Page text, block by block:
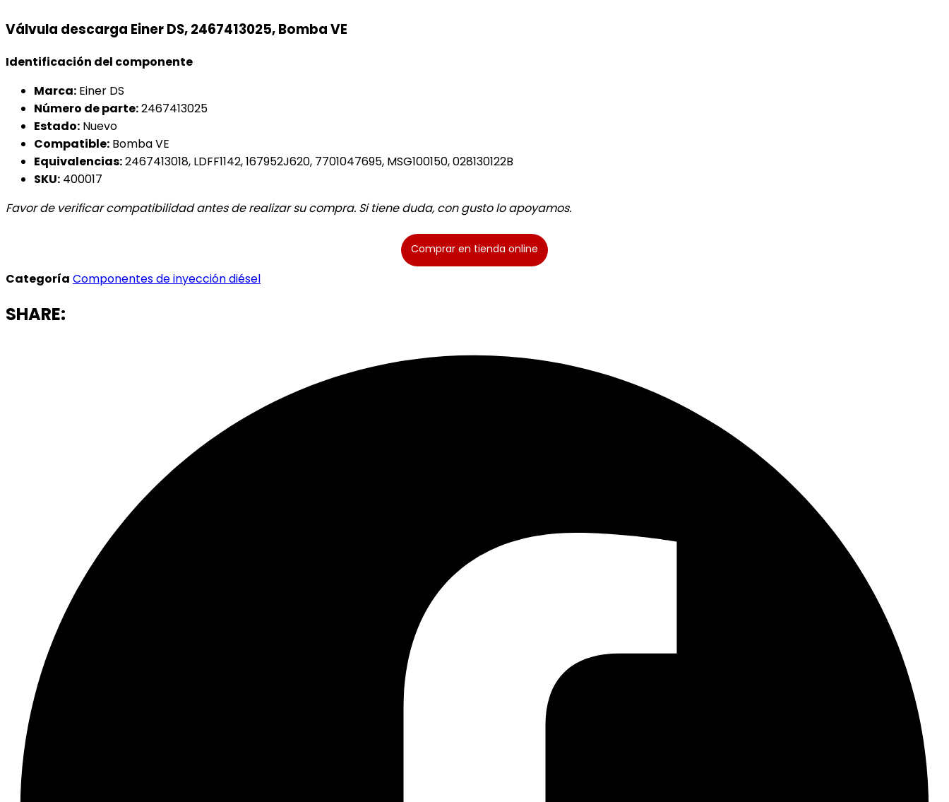
Válvula descarga Einer DS, 2467413025, Bomba VE
Identificación del componente
Marca: Einer DS
Número de parte:2467413025
Estado: Nuevo
Compatible: Bomba VE
Equivalencias:2467413018, LDFF1142, 167952J620, 7701047695, MSG100150, 028130122B
SKU: 400017
Favor de verificar compatibilidad antes de realizar su compra. Si tiene duda, con gusto lo apoyamos.
Comprar en tienda online
Categoría Componentes de inyección diésel
SHARE: